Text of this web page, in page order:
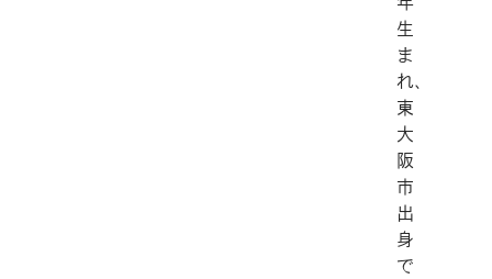
生
ま
れ、
東
大
阪
市
出
身
で